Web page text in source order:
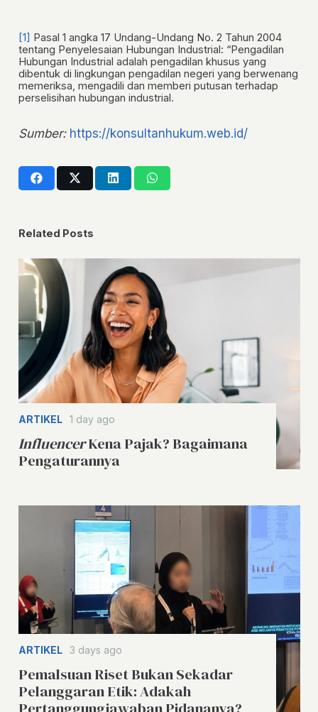
[1] Pasal 1 angka 17 Undang-Undang No. 2 Tahun 2004
tentang Penyelesaian Hubungan Industrial: “Pengadilan
Hubungan Industrial adalah pengadilan khusus yang
dibentuk di lingkungan pengadilan negeri yang berwenang
memeriksa, mengadili dan memberi putusan terhadap
perselisihan hubungan industrial.
Sumber: https://konsultanhukum.web.id/
Related Posts
ARTIKEL 1 day ago
InfluencerKena Pajak? Bagaimana
Pengaturannya
ARTIKEL 3 days ago
Pemalsuan Riset Bukan Sekadar
Pelanggaran Etik: Adakah